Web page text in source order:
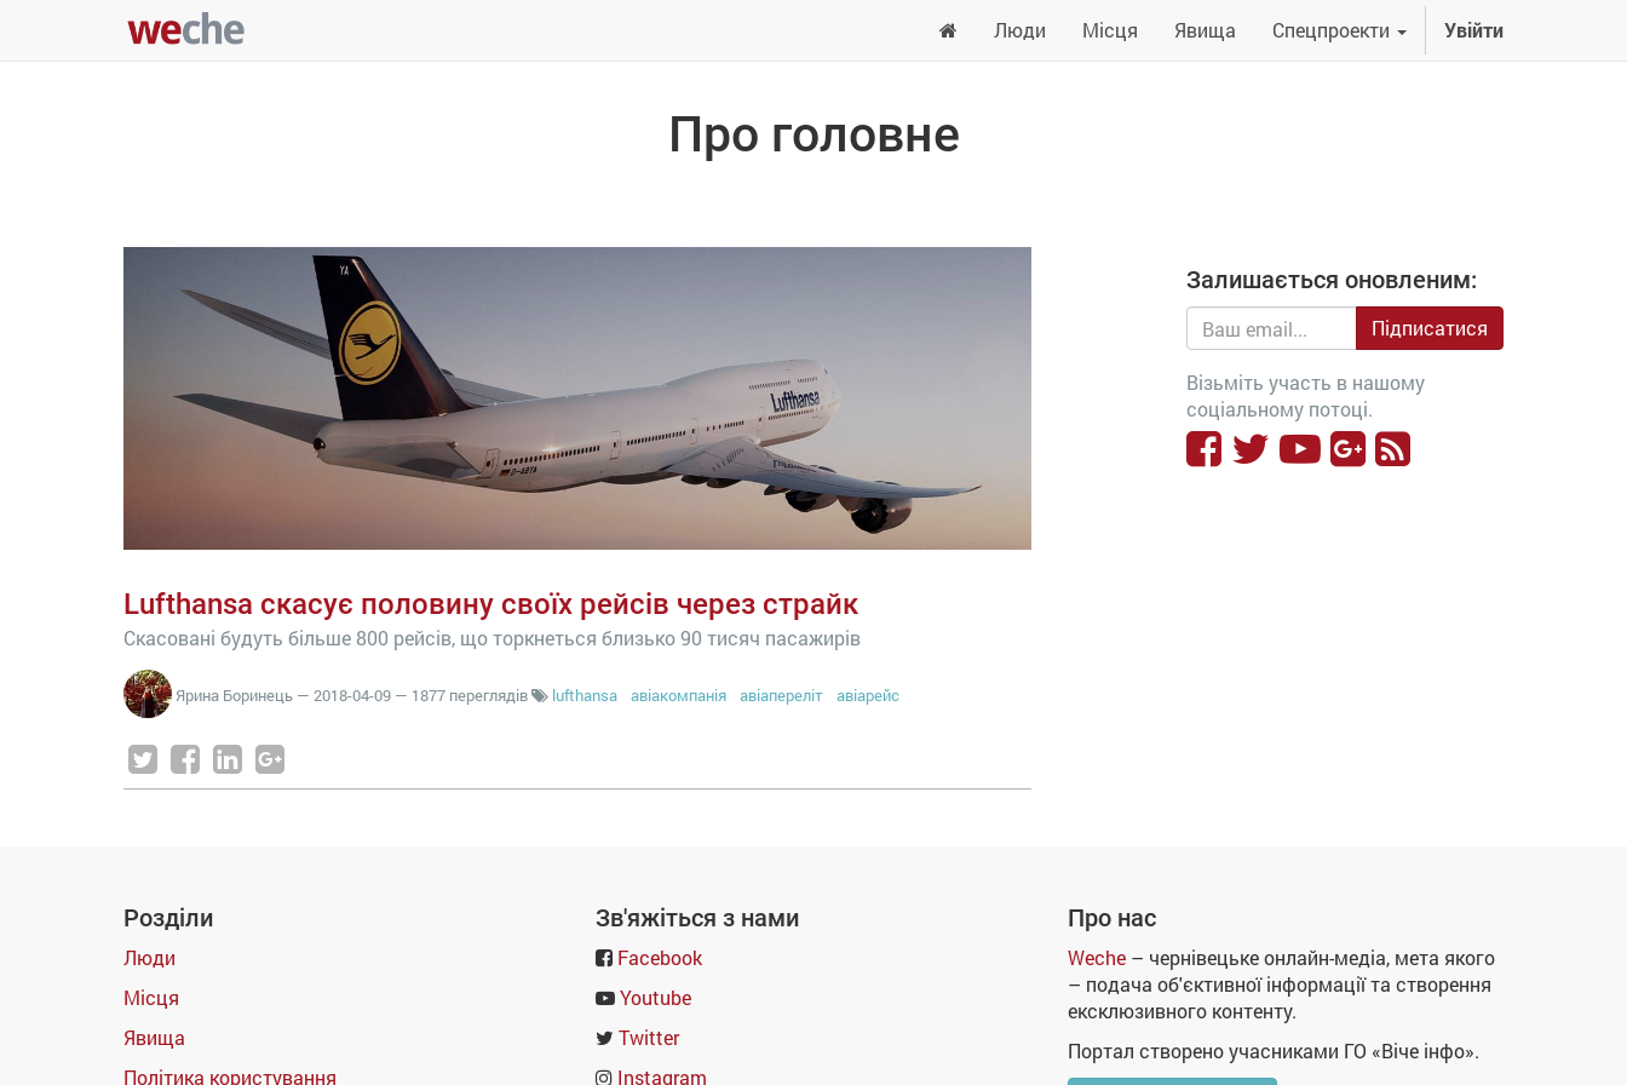
Люди Місця Явища Спецпроекти Увійти
Про головне
Lufthansa скасує половину своїх рейсів через страйк
Скасовані будуть більше 800 рейсів, що торкнеться близько 90 тисяч пасажирів
Ярина Боринець — 2018-04-09 — 1877 переглядів lufthansa авіакомпанія авіапереліт авіарейс
Залишається оновленим:
Підписатися
Візьміть участь в нашому
соціальному потоці.
Розділи
Люди
Місця
Явища
Політика користування
Зв'яжіться з нами
Facebook
Youtube
Twitter
Instagram
Про нас
Weche – чернівецьке онлайн-медіа, мета якого
– подача об'єктивної інформації та створення
ексклюзивного контенту.
Портал створено учасниками ГО «Віче інфо».